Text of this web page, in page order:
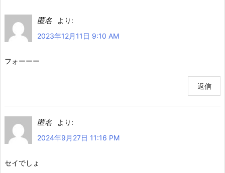
匿名
より:
2023年12月11日 9:10 AM
フォーーー
返信
匿名
より:
2024年9月27日 11:16 PM
セイでしょ